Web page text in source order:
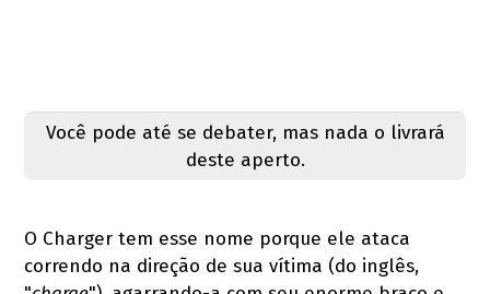
Você pode até se debater, mas nada o livrará
deste aperto.
O Charger tem esse nome porque ele ataca
correndo na direção de sua vítima (do inglês,